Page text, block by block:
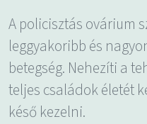
A policisztás ovárium
leggyakoribb és
betegség. Nehezíti a
teljes családok életét
késő kezelni.